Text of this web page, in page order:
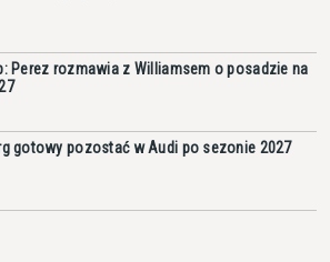
Perez rozmawia z Williamsem o posadzie na
gotowy pozostać w Audi po sezonie 2027